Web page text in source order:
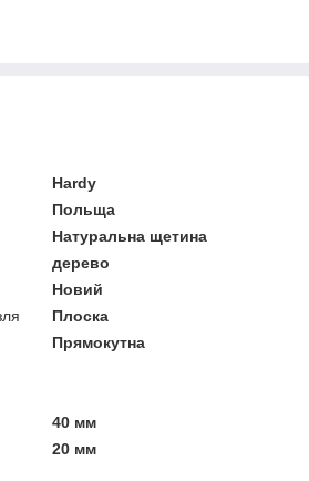
Hardy
Польща
Натуральна щетина
дерево
Новий
Плоска
Прямокутна
40 мм
20 мм